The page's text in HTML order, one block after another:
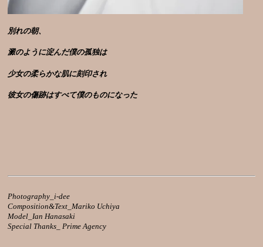
別れの朝、
澱のように淀んだ僕の孤独は
少女の柔らかな肌に刻印され
彼女の傷跡はすべて僕のものになった
Photography_i-dee
Composition&Text_Mariko Uchiya
Model_Ian Hanasaki
Special Thanks_ Prime Agency